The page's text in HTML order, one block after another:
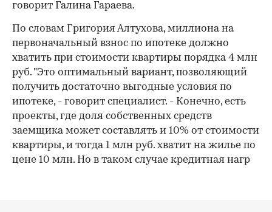
говорит Галина Гараева.
По словам Григория Алтухова, миллиона на
первоначальный взнос по ипотеке должно
хватить при стоимости квартиры порядка 4 млн
руб. "Это оптимальный вариант, позволяющий
получить достаточно выгодные условия по
ипотеке, - говорит специалист. - Конечно, есть
проекты, где доля собственных средств
заемщика может составлять и 10% от стоимости
квартиры, и тогда 1 млн руб. хватит на жилье по
цене 10 млн. Но в таком случае кредитная нагр